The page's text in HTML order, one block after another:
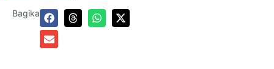
Bagikan: